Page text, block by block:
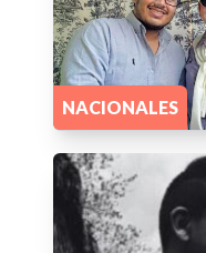
NACIONALES